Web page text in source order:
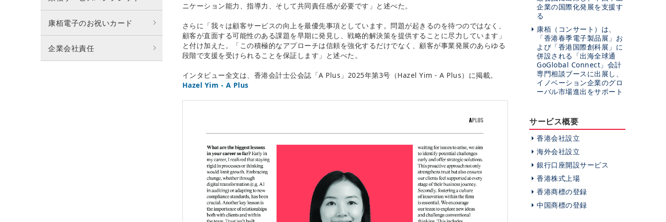
康栢電子のお祝いカード
企業会社責任
ニケーション能力、指導力、そして共同責任感が必要です」と述べた。
さらに「我々は顧客サービスの向上を最優先事項としています。問題が起きるのを待つのではなく、
顧客が直面する可能性のある課題を早期に発見し、戦略的解決策を提供することに尽力しています」
と付け加えた。「この積極的なアプローチは信頼を強化するだけでなく、顧客が事業発展のあらゆる
段階で支援を受けられることを保証します」と述べた。
インタビュー全文は、香港会計士公会誌「A Plus」2025年第3号（Hazel Yim - A Plus）に掲載。
Hazel Yim - A Plus
企業の国際化発展を支援す
る
康栢（コンサート）は、
「香港春季電子製品展」お
よび「香港国際創科展」に
併設される「出海全球通
GoGlobal Connect」会計
専門相談ブースに出展し、
イノベーション企業のグロ
ーバル市場進出をサポート
サービス概要
香港会社設立
海外会社設立
銀行口座開設サービス
香港株式上場
香港商標の登録
中国商標の登録